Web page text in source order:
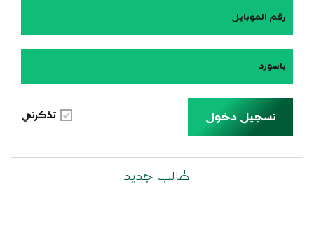
رقم الموبايل
باسورد
تسجيل دخول تذكرني
طالب جديد